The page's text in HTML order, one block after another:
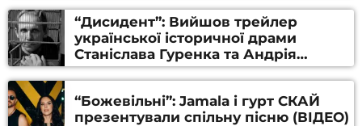
“Дисидент”: Вийшов трейлер
української історичної драми
Станіслава Гуренка та Андрія
Алфьорова (ВІДЕО)
“Божевільні”: Jamala і гурт СКАЙ
презентували спільну пісню (ВІДЕО)